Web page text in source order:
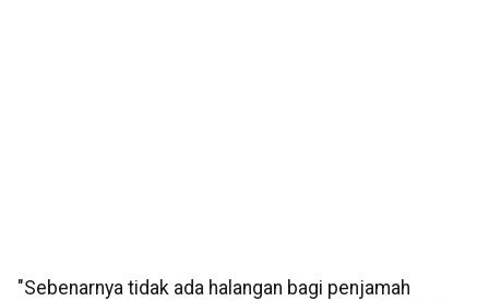
"Sebenarnya tidak ada halangan bagi penjamah